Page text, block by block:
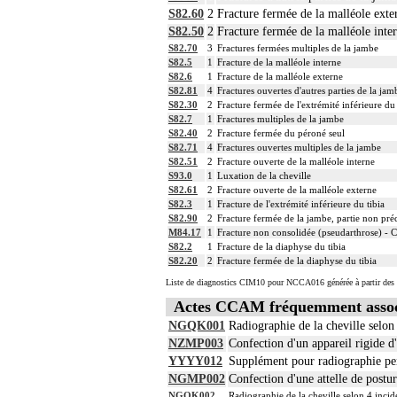
14
L'évacuation de collection articulaire
14
La reconstruction osseuse ou
14
La réduction d'une luxation, par abord
et/ou la contention par appareillage
14
L'ostéotomie inclut l'ostéosynthèse et/
L'ostéosynthèse d'une fracture inclut sa
14
La réduction orthopédique
14
La réduction orthopédique
Comprend : réduction orthopédique
14
Tout acte thérapeutique, par
14
Tout acte thérapeutique, par
14
Toute arthrotomie inclut l'arthroscopie
S82.60 2 Fracture fermée de la malléole
S82.50 2 Fracture fermée de la malléole
S82.70 3 Fractures fermées multiples de la jambe
S82.5
1 Fracture de la malléole interne
S82.6
1 Fracture de la malléole externe
S82.81
4 Fractures ouvertes d'autres parties de la
S82.30
2 Fracture fermée de l'extrémité inférieure
S82.7
1 Fractures multiples de la jambe
S82.40
2 Fracture fermée du péroné seul
S82.71
4 Fractures ouvertes multiples de la jambe
S82.51
2 Fracture ouverte de la malléole interne
S93.0
1 Luxation de la cheville
S82.61
2 Fracture ouverte de la malléole externe
S82.3
1 Fracture de l'extrémité inférieure du tibia
S82.90
2 Fracture fermée de la jambe, partie non
M84.17
1 Fracture non consolidée (pseudarthrose) -
S82.2
1 Fracture de la diaphyse du tibia
S82.20
2 Fracture fermée de la diaphyse du tibia
Liste de diagnostics CIM10 pour NCCA016 générée à partir
Actes CCAM fréquemment
NGQK001 Radiographie de la cheville
NZMP003 Confection d'un appareil rigide
YYYY012 Supplément pour radiographie
NGMP002 Confection d'une attelle de